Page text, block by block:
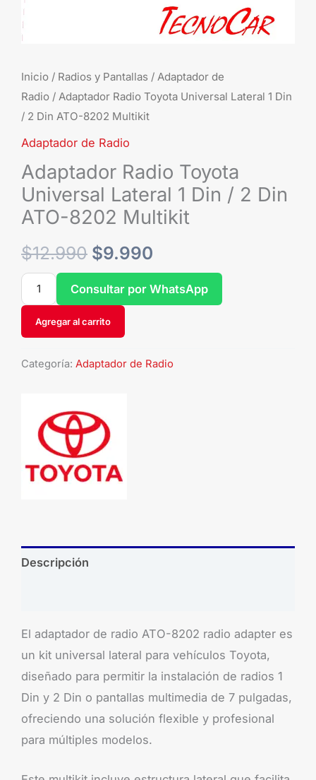
Inicio / Radios y Pantallas / Adaptador de
Radio / Adaptador Radio Toyota Universal Lateral 1 Din
/ 2 Din ATO-8202 Multikit
Adaptador de Radio
Adaptador Radio Toyota
Universal Lateral 1 Din / 2 Din
ATO-8202 Multikit
$12.990 $9.990
Din
ATO-
cantidad
Agregar al carrito
Consultar por WhatsApp
Categoría: Adaptador de Radio
Descripción
El adaptador de radio ATO-8202 radio adapter es
un kit universal lateral para vehículos Toyota,
diseñado para permitir la instalación de radios 1
Din y 2 Din o pantallas multimedia de 7 pulgadas,
ofreciendo una solución flexible y profesional
para múltiples modelos.